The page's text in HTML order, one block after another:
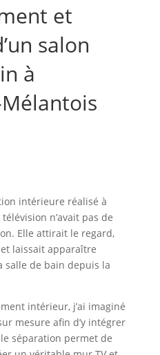
et
salon
à
intérieure réalisé à
n’avait pas de
Elle attirait le regard,
laissait apparaître
salle de bain depuis la
intérieur, j’ai imaginé
mesure afin d’y intégrer
séparation permet de